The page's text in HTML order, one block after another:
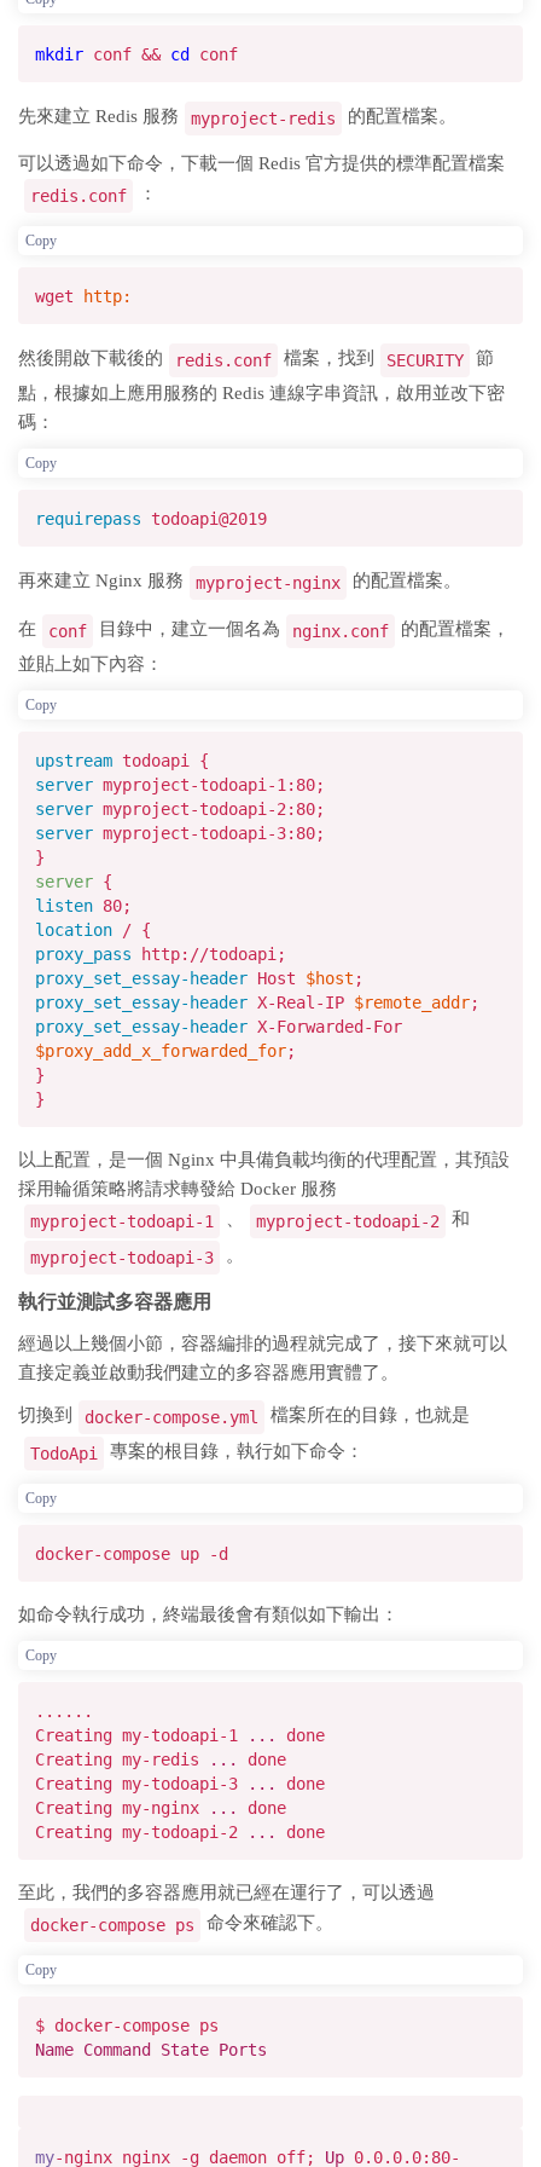
mkdirconf && cdconf
先來建立 Redis 服務 myproject-redis 的配置檔案。
可以透過如下命令，下載一個 Redis 官方提供的標準配置檔案
redis.conf
：
Copy
wget http:
然後開啟下載後的 redis.conf 檔案，找到 SECURITY
節
點，根據如上應用服務的 Redis 連線字串資訊，啟用並改下密
碼：
Copy
requirepass todoapi@2019
再來建立 Nginx 服務 myproject-nginx 的配置檔案。
在 conf 目錄中，建立一個名為 nginx.conf
的配置檔案，
並貼上如下內容：
Copy
upstreamtodoapi {
servermyproject-todoapi-1 : 80;
servermyproject-todoapi-2 : 80;
servermyproject-todoapi-3: 80;
}
server{
listen 80;
location/ {
proxy_pass http://todoapi;
proxy_set_essay-headerHost $host ;
proxy_set_essay-headerX-Real-IP $remote_addr;
proxy_set_essay-headerX-Forwarded-For
$proxy_add_x_forwarded_for;
}
}
以上配置，是一個 Nginx 中具備負載均衡的代理配置，其預設
採用輪循策略將請求轉發給 Docker 服務
myproject-todoapi-1
、 myproject-todoapi-2
和
myproject-todoapi-3
。
執行並測試多容器應用
經過以上幾個小節，容器編排的過程就完成了，接下來就可以
直接定義並啟動我們建立的多容器應用實體了。
切換到 docker-compose.yml
檔案所在的目錄，也就是
TodoApi
專案的根目錄，執行如下命令：
Copy
docker-compose up -d
如命令執行成功，終端最後會有類似如下輸出：
Copy
......
Creating my-todoapi-1 ...
done
Creating my-redis
...
done
Creating my-todoapi-3 ...
done
Creating my-nginx
...
done
Creating my-todoapi-2 ... done
至此，我們的多容器應用就已經在運行了，可以透過
docker-compose ps
命令來確認下。
Copy
$ docker-compose ps
Name Command State Ports
my-nginx nginx -g daemon off; Up 0.0.0.0: 80-